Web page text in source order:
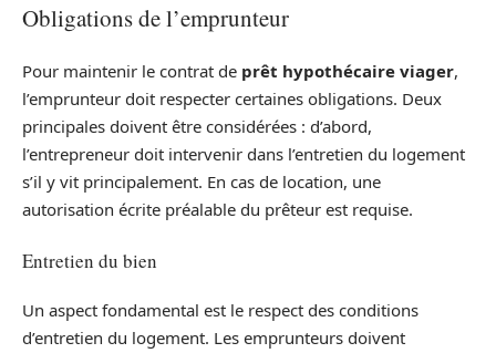
Obligations de l’emprunteur
Pour maintenir le contrat de prêt hypothécaire viager,
l’emprunteur doit respecter certaines obligations. Deux
principales doivent être considérées : d’abord,
l’entrepreneur doit intervenir dans l’entretien du logement
s’il y vit principalement. En cas de location, une
autorisation écrite préalable du prêteur est requise.
Entretien du bien
Un aspect fondamental est le respect des conditions
d’entretien du logement. Les emprunteurs doivent